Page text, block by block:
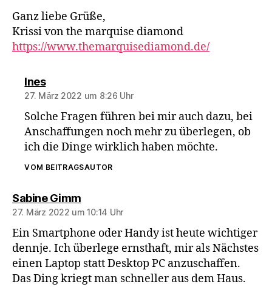
Ganz liebe Grüße,
Krissi von the marquise diamond
https://www.themarquisediamond.de/
Inessagt:
27. März 2022 um 8:26 Uhr
Solche Fragen führen bei mir auch dazu, bei
Anschaffungen noch mehr zu überlegen, ob
ich die Dinge wirklich haben möchte.
VOM BEITRAGSAUTOR
Sabine Gimmsagt:
27. März 2022 um 10:14 Uhr
Ein Smartphone oder Handy ist heute wichtiger
dennje. Ich überlege ernsthaft, mir als Nächstes
einen Laptop statt Desktop PC anzuschaffen.
Das Ding kriegt man schneller aus dem Haus.